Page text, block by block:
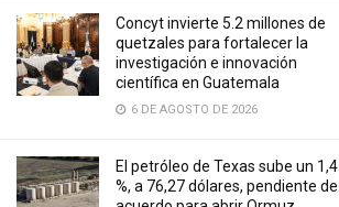
Concyt invierte 5.2 millones de
quetzales para fortalecer la
investigación e innovación
científica en Guatemala
6 DE AGOSTO DE 2026
El petróleo de Texas sube un 1,4
%, a 76,27 dólares, pendiente de